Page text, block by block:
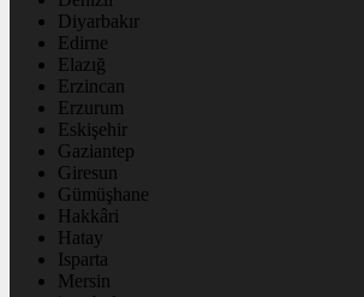
Diyarbakır
Edirne
Elazığ
Erzincan
Erzurum
Eskişehir
Gaziantep
Giresun
Gümüşhane
Hakkâri
Hatay
Isparta
Mersin